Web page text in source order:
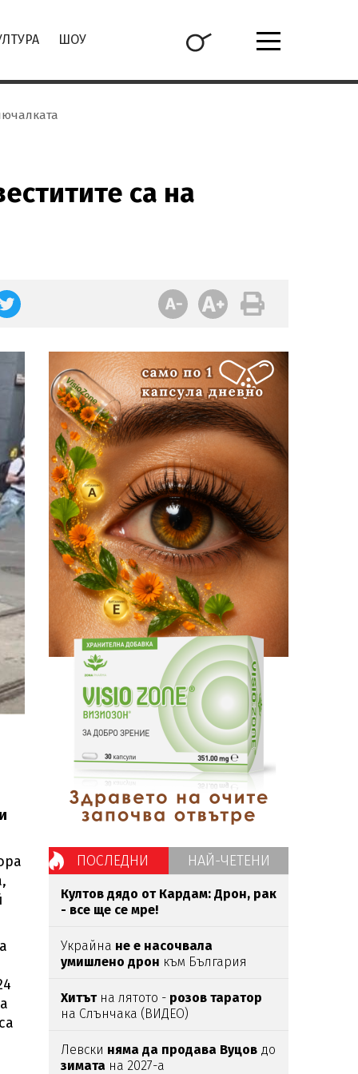
ШОУ
са на
ПОСЛЕДНИ НАЙ-ЧЕТЕНИ
Култов дядо от Кардам: Дрон, рак
- все ще се мре!
Украйна не е насочвала
умишлено дрон към България
Хитътна лятото - розов таратор
на Слънчака (ВИДЕО)
Левски няма да продава Вуцов до
зимата на 2027-а